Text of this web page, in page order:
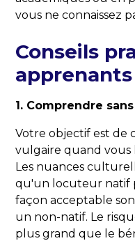
vous ne connaissez
Conseils
apprenants
1. Comprendre
Votre objectif est de
vulgaire quand vous
Les nuances
qu'un locuteur natif
façon acceptable
un non-natif. Le
plus grand que le